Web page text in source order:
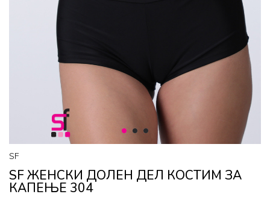
1 2 3
SF
SF ЖЕНСКИ ДОЛЕН ДЕЛ КОСТИМ ЗА
КАПЕЊЕ 304